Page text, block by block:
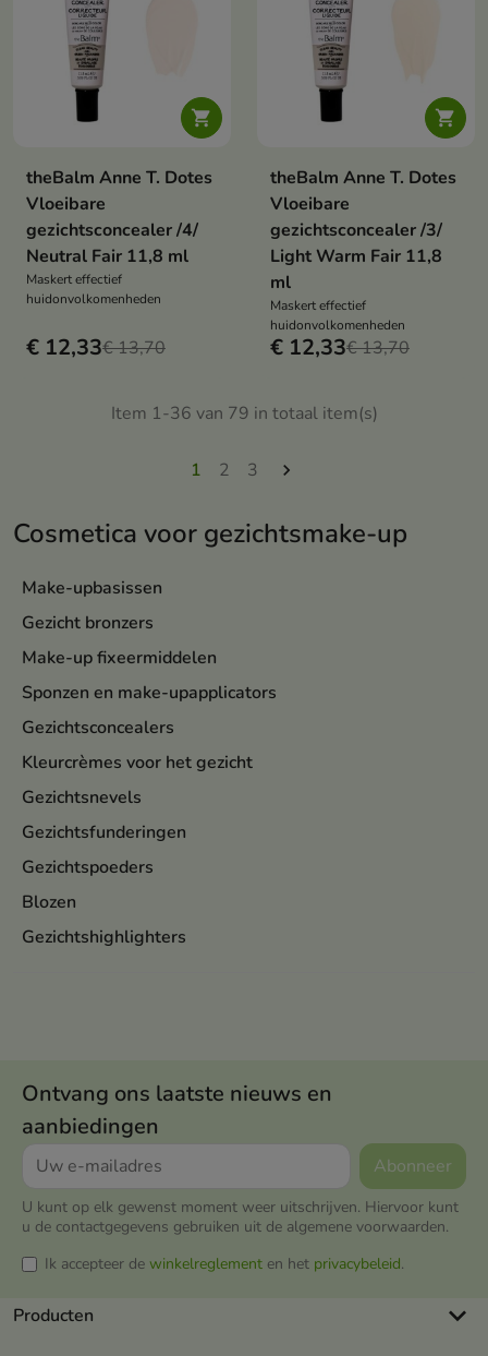
Cosmetica voor gezichtsmake-up
Make-upbasissen
Gezicht bronzers
Make-up fixeermiddelen
Sponzen en make-upapplicators
Gezichtsconcealers
Kleurcrèmes voor het gezicht
Gezichtsnevels
Gezichtsfunderingen
Gezichtspoeders
Blozen
Gezichtshighlighters

theBalm Anne T. Dotes
Vloeibare
gezichtsconcealer /4/
Neutral Fair 11,8 ml
Maskert effectief
huidonvolkomenheden
€ 12,33€ 13,70

theBalm Anne T. Dotes
Vloeibare
gezichtsconcealer /3/
Light Warm Fair 11,8
ml
Maskert effectief
huidonvolkomenheden
€ 12,33€ 13,70
Item 1-36 van 79 in totaal item(s)
1 2 3 
Ontvang ons laatste nieuws en
aanbiedingen
U kunt op elk gewenst moment weer uitschrijven. Hiervoor kunt
u de contactgegevens gebruiken uit de algemene voorwaarden.
Ik accepteer de winkelreglement en het privacybeleid.
Producten
keyboard_arrow_down